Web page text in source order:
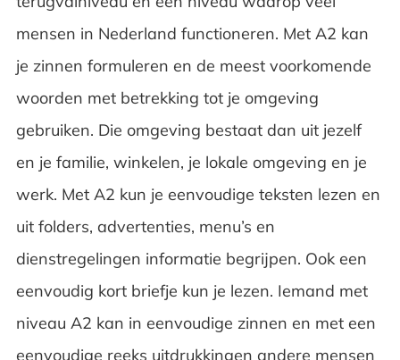
mensen in Nederland functioneren. Met A2 kan
je zinnen formuleren en de meest voorkomende
woorden met betrekking tot je omgeving
gebruiken. Die omgeving bestaat dan uit jezelf
en je familie, winkelen, je lokale omgeving en je
werk. Met A2 kun je eenvoudige teksten lezen en
uit folders, advertenties, menu’s en
dienstregelingen informatie begrijpen. Ook een
eenvoudig kort briefje kun je lezen. Iemand met
niveau A2 kan in eenvoudige zinnen en met een
eenvoudige reeks uitdrukkingen andere mensen